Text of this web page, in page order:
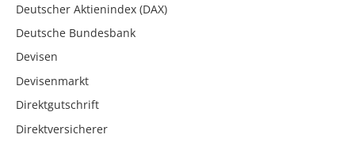
Deutscher Aktienindex (DAX)
Deutsche Bundesbank
Devisen
Devisenmarkt
Direktgutschrift
Direktversicherer